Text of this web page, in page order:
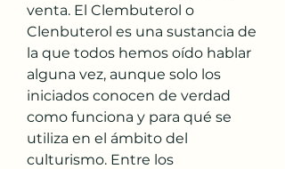
venta. El Clembuterol o
Clenbuterol es una sustancia de
la que todos hemos oído hablar
alguna vez, aunque solo los
iniciados conocen de verdad
como funciona y para qué se
utiliza en el ámbito del
culturismo. Entre los